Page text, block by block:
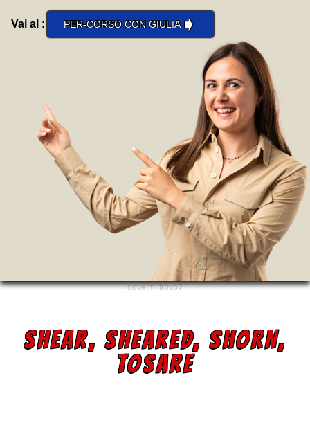
Vai al : PER-CORSO CON GIULIA➧
dove mi trovo?
SHEAR, SHEARED, SHORN,
TOSARE